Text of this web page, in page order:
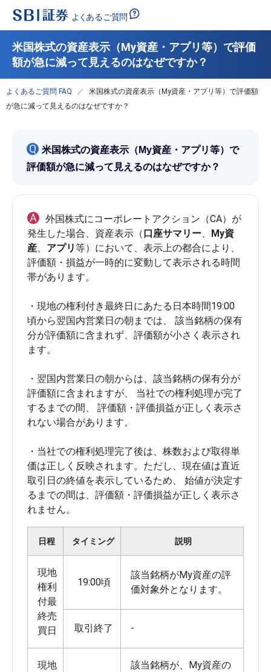
米国株式の資産表示（My資産・アプリ等）で評価
額が急に減って見えるのはなぜですか？
よくあるご質問 FAQ
米国株式の資産表示（My資産・アプリ等）で評価額
が急に減って見えるのはなぜですか？
Q 米国株式の資産表示（My資産・アプリ等）で
評価額が急に減って見えるのはなぜですか？
A
外国株式にコーポレートアクション（CA）が
発生した場合、資産表示（口座サマリー、 My資
産、 アプリ等）において、表示上の都合により、
評価額・損益が一時的に変動して表示される時間
帯があります。
・現地の権利付き最終日にあたる日本時間19:00
頃から翌国内営業日の朝までは、 該当銘柄の保有
分が評価額に含まれず、評価額が小さく表示され
ます。
・翌国内営業日の朝からは、該当銘柄の保有分が
評価額に含まれますが、 当社での権利処理が完了
するまでの間、 評価額・評価損益が正しく表示さ
れない場合があります。
・当社での権利処理完了後は、株数および取得単
価は正しく反映されます。ただし、現在値は直近
取引日の終値を表示しているため、 始値が決定す
るまでの間は、評価額・評価損益が正しく表示さ
れません。
日程 タイミング 説明
現地
権利
付最
終売
買日
19:00頃
該当銘柄がMy資産の評
価対象外となります。
取引終了 -
現地
該当銘柄が、My資産の